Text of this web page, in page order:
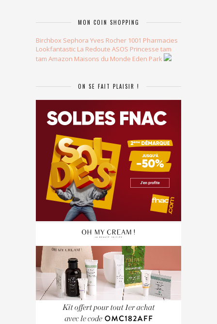
MON COIN SHOPPING
Birchbox Sephora Yves Rocher 1001 Pharmacies
Lookfantastic La Redoute ASOS Princesse tam
tam Amazon Maisons du Monde Eden Park
ON SE FAIT PLAISIR !